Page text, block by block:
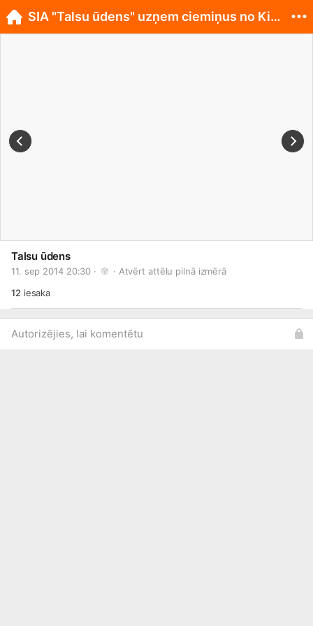
Talsu ūdens
11. sep 2014 20:30 · · Atvērt attēlu pilnā izmērā
12 iesaka
Autorizējies, lai komentētu
SIA "Talsu ūdens" uzņem ciemiņus no Kirgizstānas